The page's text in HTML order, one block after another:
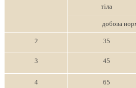
тіла
добова
2 35
3 45
4 65